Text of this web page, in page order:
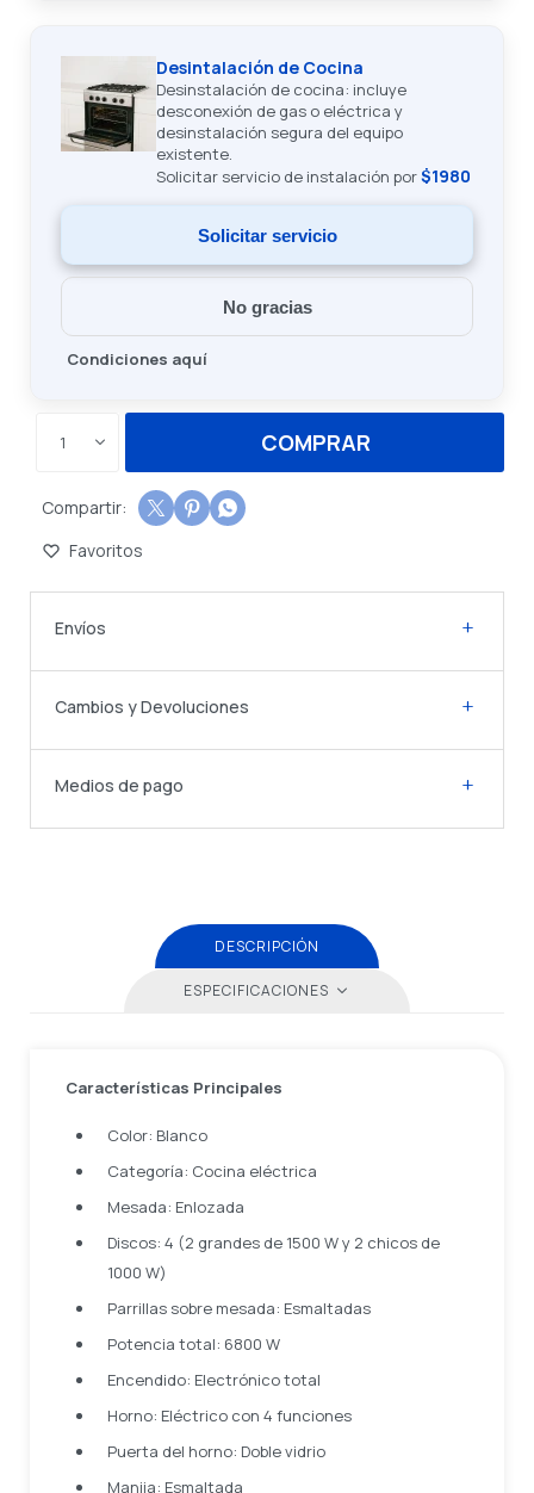
Desintalación de Cocina
Desinstalación de cocina: incluye
desconexión de gas o eléctrica y
desinstalación segura del equipo
existente.
Solicitar servicio de instalación por$1980
Solicitar servicio
No gracias
Condiciones aquí
1 COMPRAR
  
Envíos
Cambios y Devoluciones
Medios de pago
DESCRIPCIÓN
ESPECIFICACIONES
Características Principales
Color: Blanco
Categoría: Cocina eléctrica
Mesada: Enlozada
Discos: 4 (2 grandes de 1500 W y 2 chicos de
1000 W)
Parrillas sobre mesada: Esmaltadas
Potencia total: 6800 W
Encendido: Electrónico total
Horno: Eléctrico con 4 funciones
Puerta del horno: Doble vidrio
Manija: Esmaltada